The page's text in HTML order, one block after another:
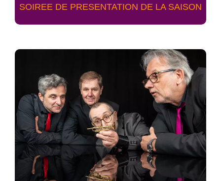
SOIREE DE PRESENTATION DE LA SAISON